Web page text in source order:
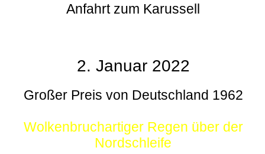
Anfahrt zum Karussell
2. Januar 2022
Großer Preis von Deutschland 1962
Wolkenbruchartiger Regen über der
Nordschleife